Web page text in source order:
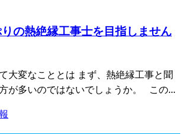
の熱絶縁工事士を目指しません
大変なこととは まず、熱絶縁工事と聞
が多いのではないでしょうか。 この...